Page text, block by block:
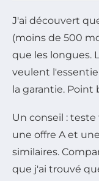
J'ai découvert
(moins de 500
que les longues.
veulent
la garantie. Point
Un conseil :
une offre A et
similaires.
que j'ai trouvé